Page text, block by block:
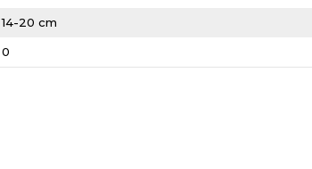
14-20 cm
0